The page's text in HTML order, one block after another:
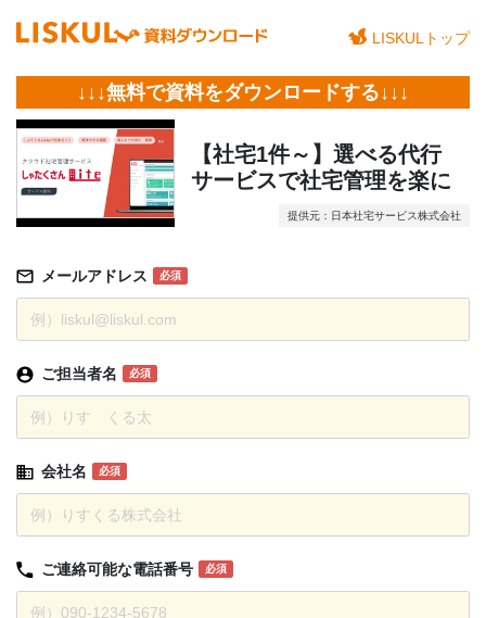
LISKULトップ
↓↓↓無料で資料をダウンロードする↓↓↓
【社宅1件～】選べる代行
サービスで社宅管理を楽に
提供元：日本社宅サービス株式会社
メールアドレス 必須
ご担当者名 必須
会社名 必須
ご連絡可能な電話番号 必須